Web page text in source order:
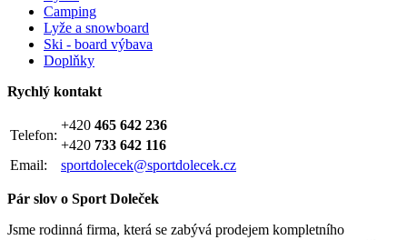
Camping
Lyže a snowboard
Ski - board výbava
Doplňky
Rychlý kontakt
Telefon:
+420 465 642 236
+420 733 642 116
Email:
sportdolecek@sportdolecek.cz
Pár slov o Sport Doleček
Jsme rodinná firma, která se zabývá prodejem kompletního